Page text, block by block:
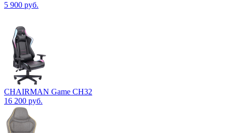
5 900 руб.
CHAIRMAN Game CH32
16 200 руб.